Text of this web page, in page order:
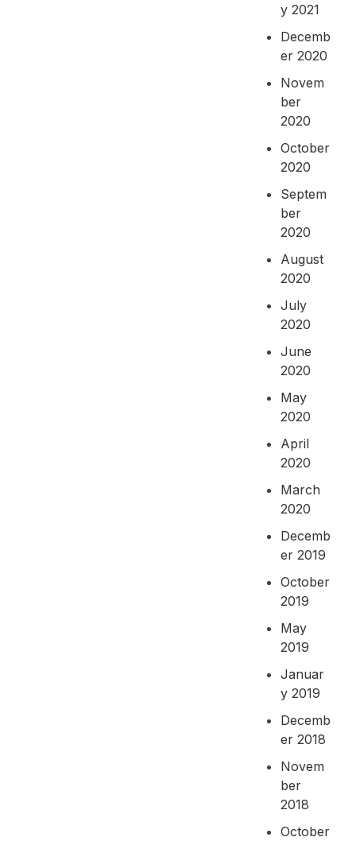
y 2021
Decemb
er 2020
Novem
ber
2020
October
2020
Septem
ber
2020
August
2020
July
2020
June
2020
May
2020
April
2020
March
2020
Decemb
er 2019
October
2019
May
2019
Januar
y 2019
Decemb
er 2018
Novem
ber
2018
October